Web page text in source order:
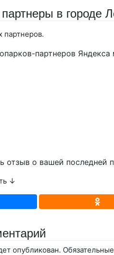
в городе
партнеров.
партнеров
отзыв о вашей последней
↓
опубликован.